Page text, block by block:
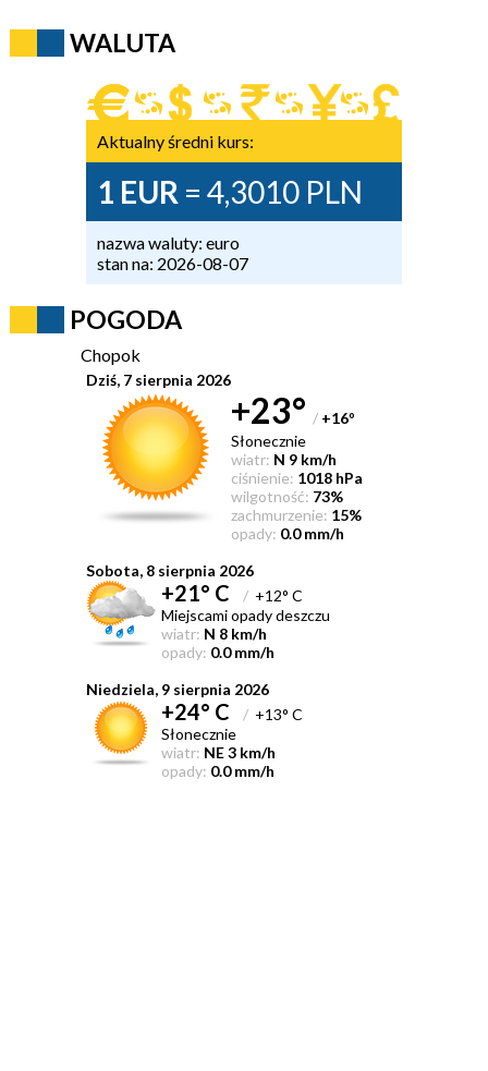
WALUTA
Aktualny średni kurs:
1 EUR = 4,3010 PLN
nazwa waluty: euro
stan na: 2026-08-07
POGODA
Chopok
Dziś, 7 sierpnia 2026
+23° / +16°
Słonecznie
wiatr: N 9 km/h
ciśnienie: 1018 hPa
wilgotność: 73%
zachmurzenie: 15%
opady: 0.0 mm/h
Sobota, 8 sierpnia 2026
+21° C /+12° C
Miejscami opady deszczu
wiatr: N 8 km/h
opady: 0.0 mm/h
Niedziela, 9 sierpnia 2026
+24° C /+13° C
Słonecznie
wiatr: NE 3 km/h
opady: 0.0 mm/h